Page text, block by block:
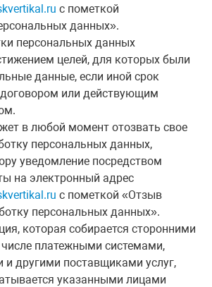
с пометкой
данных».
персональных данных
целей, для которых были
данные, если иной срок
или действующим
в любой момент отозвать свое
персональных данных,
уведомление посредством
на электронный адрес
с пометкой «Отзыв
персональных данных».
которая собирается сторонними
платежными системами,
и другими поставщиками услуг,
указанными лицами